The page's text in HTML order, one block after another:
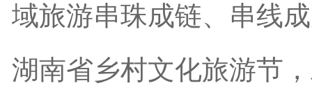
域旅游串珠成链、串线
湖南省乡村文化旅游节